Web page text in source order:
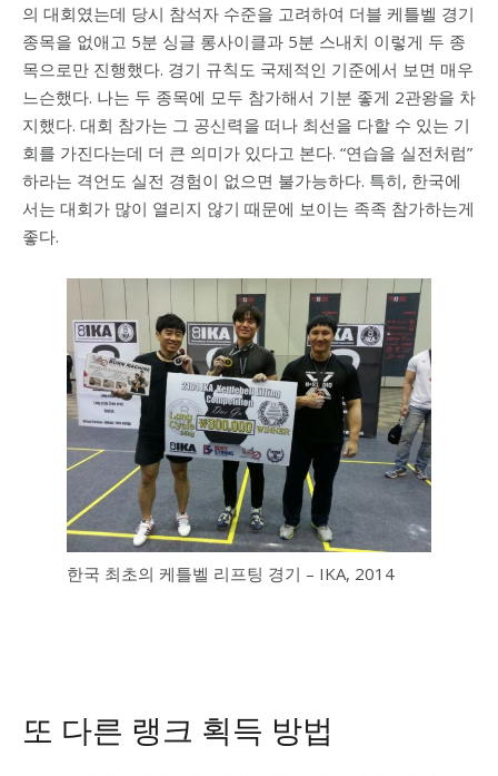
의 대회였는데 당시 참석자 수준을 고려하여 더블 케틀벨 경기
종목을 없애고 5분 싱글 롱사이클과 5분 스내치 이렇게 두 종
목으로만 진행했다. 경기 규칙도 국제적인 기준에서 보면 매우
느슨했다. 나는 두 종목에 모두 참가해서 기분 좋게 2관왕을 차
지했다. 대회 참가는 그 공신력을 떠나 최선을 다할 수 있는 기
회를 가진다는데 더 큰 의미가 있다고 본다. “연습을 실전처럼”
하라는 격언도 실전 경험이 없으면 불가능하다. 특히, 한국에
서는 대회가 많이 열리지 않기 때문에 보이는 족족 참가하는게
좋다.
한국 최초의 케틀벨 리프팅 경기 – IKA, 2014
또 다른 랭크 획득 방법